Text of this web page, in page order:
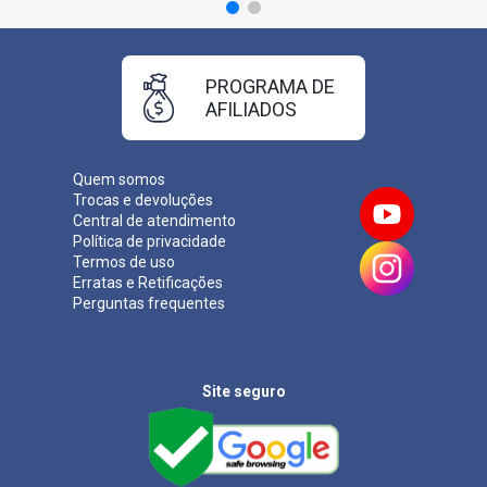
Quem somos
Trocas e devoluções
Central de atendimento
Política de privacidade
Termos de uso
Erratas e Retificações
Perguntas frequentes
PROGRAMA DE
AFILIADOS
Site seguro